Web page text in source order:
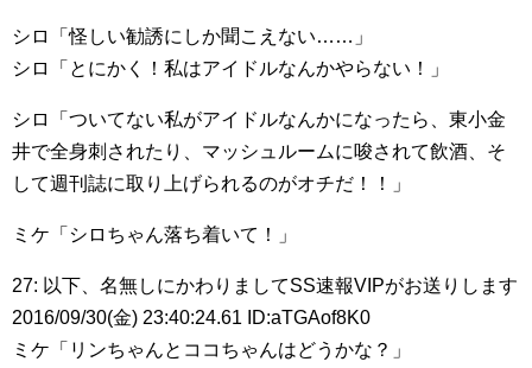
シロ「怪しい勧誘にしか聞こえない……」
シロ「とにかく！私はアイドルなんかやらない！」
シロ「ついてない私がアイドルなんかになったら、東小金
井で全身刺されたり、マッシュルームに唆されて飲酒、そ
して週刊誌に取り上げられるのがオチだ！！」
ミケ「シロちゃん落ち着いて！」
27: 以下、名無しにかわりましてSS速報VIPがお送りします
2016/09/30(金) 23:40:24.61 ID:aTGAof8K0
ミケ「リンちゃんとココちゃんはどうかな？」